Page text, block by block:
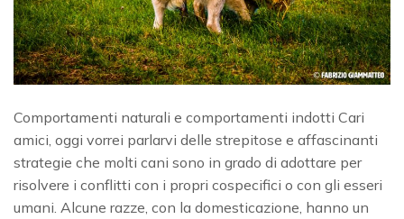
Comportamenti naturali e comportamenti indotti Cari
amici, oggi vorrei parlarvi delle strepitose e affascinanti
strategie che molti cani sono in grado di adottare per
risolvere i conflitti con i propri cospecifici o con gli esseri
umani. Alcune razze, con la domesticazione, hanno un